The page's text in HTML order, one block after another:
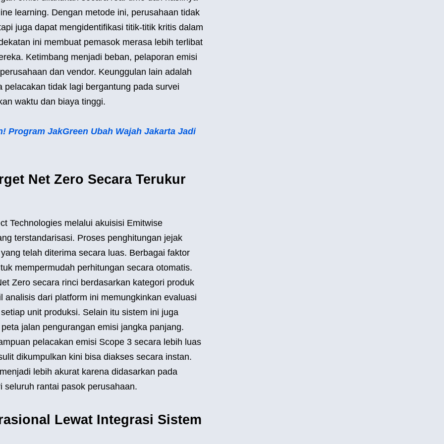
learning. Dengan metode ini, perusahaan tidak
juga dapat mengidentifikasi titik-titik kritis dalam
ini membuat pemasok merasa lebih terlibat
Ketimbang menjadi beban, pelaporan emisi
dan vendor. Keunggulan lain adalah
tidak lagi bergantung pada survei
waktu dan biaya tinggi.
Program JakGreen Ubah Wajah Jakarta Jadi
Net Zero Secara Terukur
Technologies melalui akuisisi Emitwise
terstandarisasi. Proses penghitungan jejak
telah diterima secara luas. Berbagai faktor
mempermudah perhitungan secara otomatis.
Zero secara rinci berdasarkan kategori produk
dari platform ini memungkinkan evaluasi
unit produksi. Selain itu sistem ini juga
jalan pengurangan emisi jangka panjang.
pelacakan emisi Scope 3 secara lebih luas
dikumpulkan kini bisa diakses secara instan.
lebih akurat karena didasarkan pada
rantai pasok perusahaan.
Lewat Integrasi Sistem